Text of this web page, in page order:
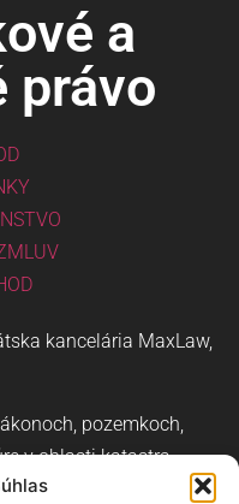
a
právo
kancelária MaxLaw,
pozemkoch,
v oblasti katastra
práva.